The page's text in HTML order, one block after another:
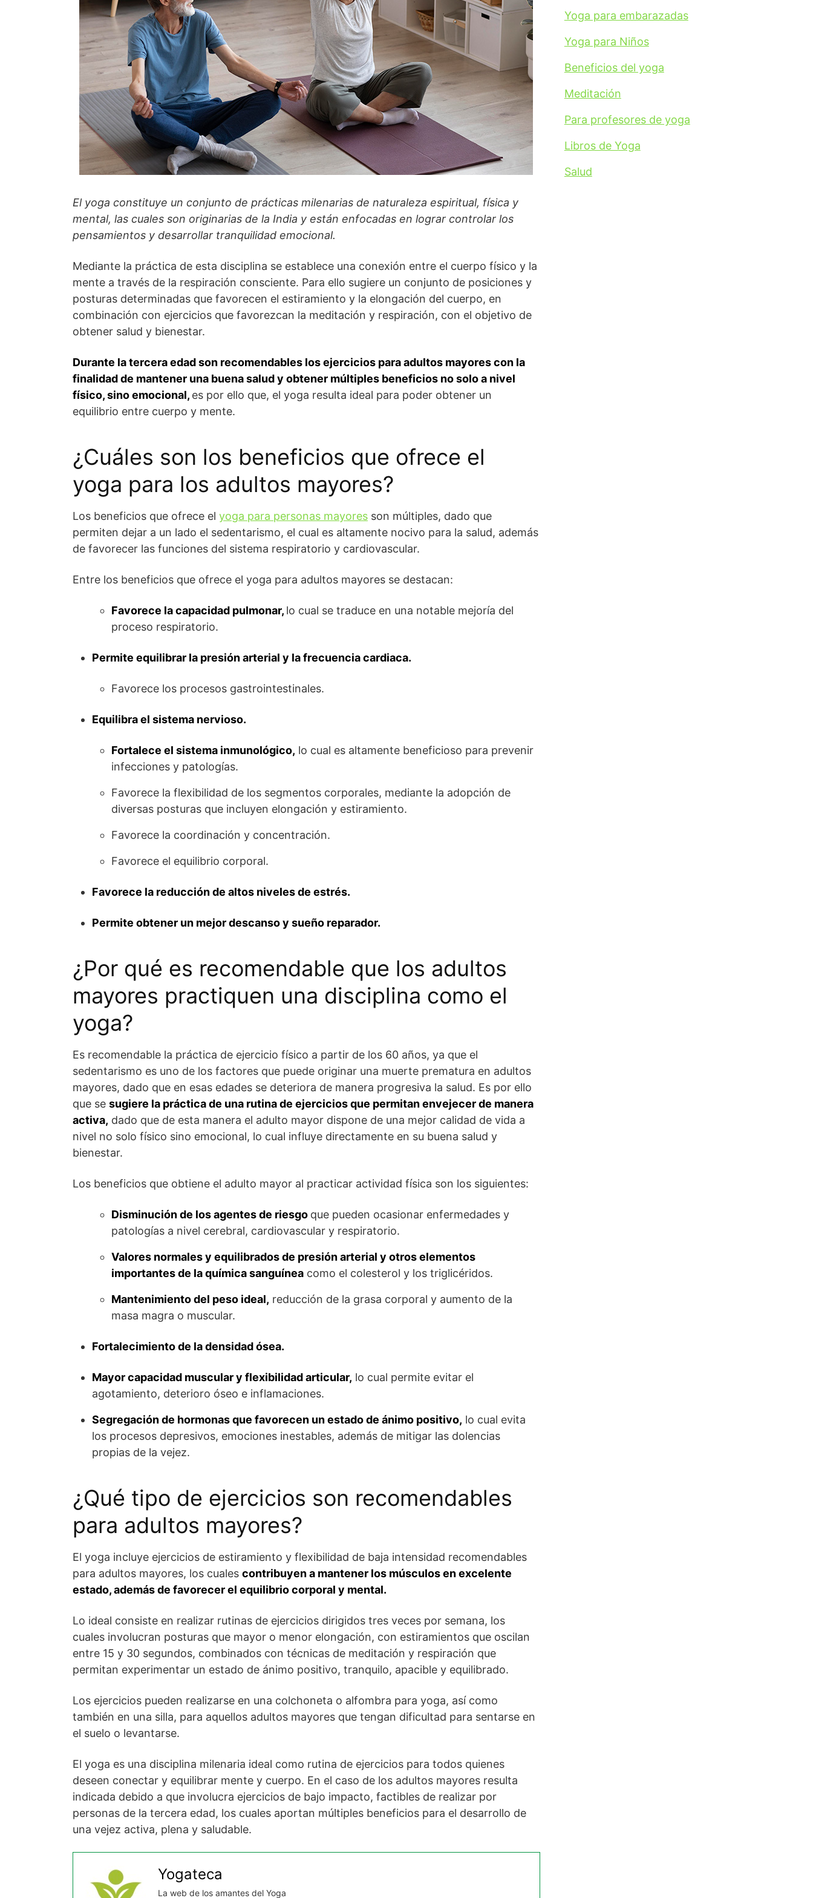
El yoga constituye un conjunto de prácticas milenarias de naturaleza espiritual, física y
mental, las cuales son originarias de la India y están enfocadas en lograr controlar los
pensamientos y desarrollar tranquilidad emocional.
Mediante la práctica de esta disciplina se establece una conexión entre el cuerpo físico y la
mente a través de la respiración consciente. Para ello sugiere un conjunto de posiciones y
posturas determinadas que favorecen el estiramiento y la elongación del cuerpo, en
combinación con ejercicios que favorezcan la meditación y respiración, con el objetivo de
obtener salud y bienestar.
Durante la tercera edad son recomendables los ejercicios para adultos mayores con la
finalidad de mantener una buena salud y obtener múltiples beneficios no solo a nivel
físico, sino emocional, es por ello que, el yoga resulta ideal para poder obtener un
equilibrio entre cuerpo y mente.
¿Cuáles son los beneficios que ofrece el
yoga para los adultos mayores?
Los beneficios que ofrece el yoga para personas mayores son múltiples, dado que
permiten dejar a un lado el sedentarismo, el cual es altamente nocivo para la salud, además
de favorecer las funciones del sistema respiratorio y cardiovascular.
Entre los beneficios que ofrece el yoga para adultos mayores se destacan:
Favorece la capacidad pulmonar, lo cual se traduce en una notable mejoría del
proceso respiratorio.
Permite equilibrar la presión arterial y la frecuencia cardiaca.
Favorece los procesos gastrointestinales.
Equilibra el sistema nervioso.
Fortalece el sistema inmunológico, lo cual es altamente beneficioso para prevenir
infecciones y patologías.
Favorece la flexibilidad de los segmentos corporales, mediante la adopción de
diversas posturas que incluyen elongación y estiramiento.
Favorece la coordinación y concentración.
Favorece el equilibrio corporal.
Favorece la reducción de altos niveles de estrés.
Permite obtener un mejor descanso y sueño reparador.
¿Por qué es recomendable que los adultos
mayores practiquen una disciplina como el
yoga?
Es recomendable la práctica de ejercicio físico a partir de los 60 años, ya que el
sedentarismo es uno de los factores que puede originar una muerte prematura en adultos
mayores, dado que en esas edades se deteriora de manera progresiva la salud. Es por ello
que se sugiere la práctica de una rutina de ejercicios que permitan envejecer de manera
activa, dado que de esta manera el adulto mayor dispone de una mejor calidad de vida a
nivel no solo físico sino emocional, lo cual influye directamente en su buena salud y
bienestar.
Los beneficios que obtiene el adulto mayor al practicar actividad física son los siguientes:
Disminución de los agentes de riesgo que pueden ocasionar enfermedades y
patologías a nivel cerebral, cardiovascular y respiratorio.
Valores normales y equilibrados de presión arterial y otros elementos
importantes de la química sanguínea como el colesterol y los triglicéridos.
Mantenimiento del peso ideal, reducción de la grasa corporal y aumento de la
masa magra o muscular.
Fortalecimiento de la densidad ósea.
Mayor capacidad muscular y flexibilidad articular, lo cual permite evitar el
agotamiento, deterioro óseo e inflamaciones.
Segregación de hormonas que favorecen un estado de ánimo positivo, lo cual evita
los procesos depresivos, emociones inestables, además de mitigar las dolencias
propias de la vejez.
¿Qué tipo de ejercicios son recomendables
para adultos mayores?
El yoga incluye ejercicios de estiramiento y flexibilidad de baja intensidad recomendables
para adultos mayores, los cuales contribuyen a mantener los músculos en excelente
estado, además de favorecer el equilibrio corporal y mental.
Lo ideal consiste en realizar rutinas de ejercicios dirigidos tres veces por semana, los
cuales involucran posturas que mayor o menor elongación, con estiramientos que oscilan
entre 15 y 30 segundos, combinados con técnicas de meditación y respiración que
permitan experimentar un estado de ánimo positivo, tranquilo, apacible y equilibrado.
Los ejercicios pueden realizarse en una colchoneta o alfombra para yoga, así como
también en una silla, para aquellos adultos mayores que tengan dificultad para sentarse en
el suelo o levantarse.
El yoga es una disciplina milenaria ideal como rutina de ejercicios para todos quienes
deseen conectar y equilibrar mente y cuerpo. En el caso de los adultos mayores resulta
indicada debido a que involucra ejercicios de bajo impacto, factibles de realizar por
personas de la tercera edad, los cuales aportan múltiples beneficios para el desarrollo de
una vejez activa, plena y saludable.
Yogateca
La web de los amantes del Yoga
Yoga para embarazadas
Yoga para Niños
Beneficios del yoga
Meditación
Para profesores de yoga
Libros de Yoga
Salud